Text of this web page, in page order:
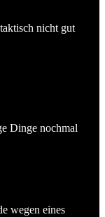
nicht gut
Dinge nochmal
wegen eines